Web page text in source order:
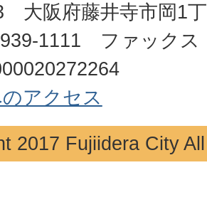
大阪府藤井寺市岡1
1111 ファックス
アクセス
2017 Fujiidera City